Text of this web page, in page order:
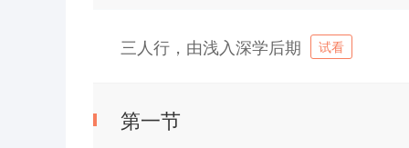
三人行，由浅入深学后期 试看
第一节